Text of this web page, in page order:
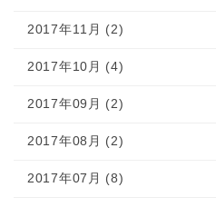
2017年11月 (2)
2017年10月 (4)
2017年09月 (2)
2017年08月 (2)
2017年07月 (8)